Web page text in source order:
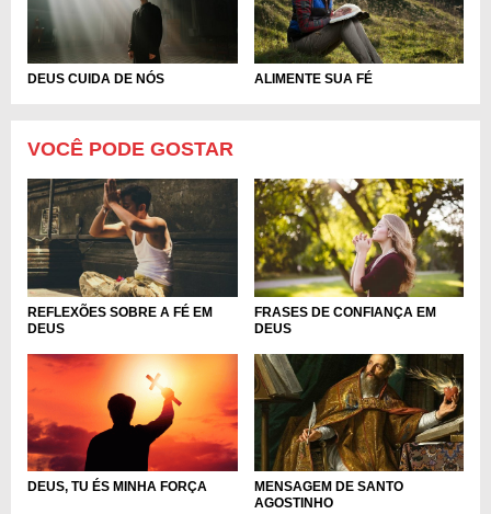
DEUS CUIDA DE NÓS ALIMENTE SUA FÉ
VOCÊ PODE GOSTAR
REFLEXÕES SOBRE A FÉ EM
DEUS
FRASES DE CONFIANÇA EM
DEUS
DEUS, TU ÉS MINHA FORÇA
MENSAGEM DE SANTO
AGOSTINHO